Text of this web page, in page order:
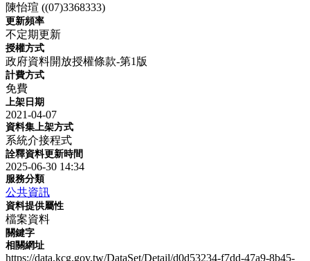
陳怡瑄 ((07)3368333)
更新頻率
不定期更新
授權方式
政府資料開放授權條款-第1版
計費方式
免費
上架日期
2021-04-07
資料集上架方式
系統介接程式
詮釋資料更新時間
2025-06-30 14:34
服務分類
公共資訊
資料提供屬性
檔案資料
關鍵字
相關網址
https://data.kcg.gov.tw/DataSet/Detail/d0d53234-f7dd-47a9-8b45-